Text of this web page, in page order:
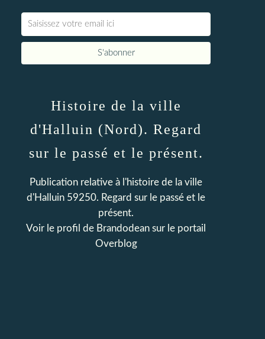
Histoire de la ville
d'Halluin (Nord). Regard
sur le passé et le présent.
Publication relative à l'histoire de la ville
d'Halluin 59250. Regard sur le passé et le
présent.
Voir le profil de Brandodean sur le portail
Overblog